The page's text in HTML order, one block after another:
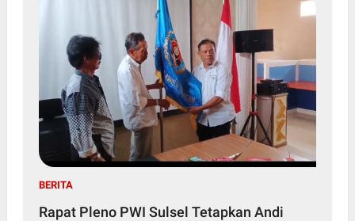
BERITA
Rapat Pleno PWI Sulsel Tetapkan Andi